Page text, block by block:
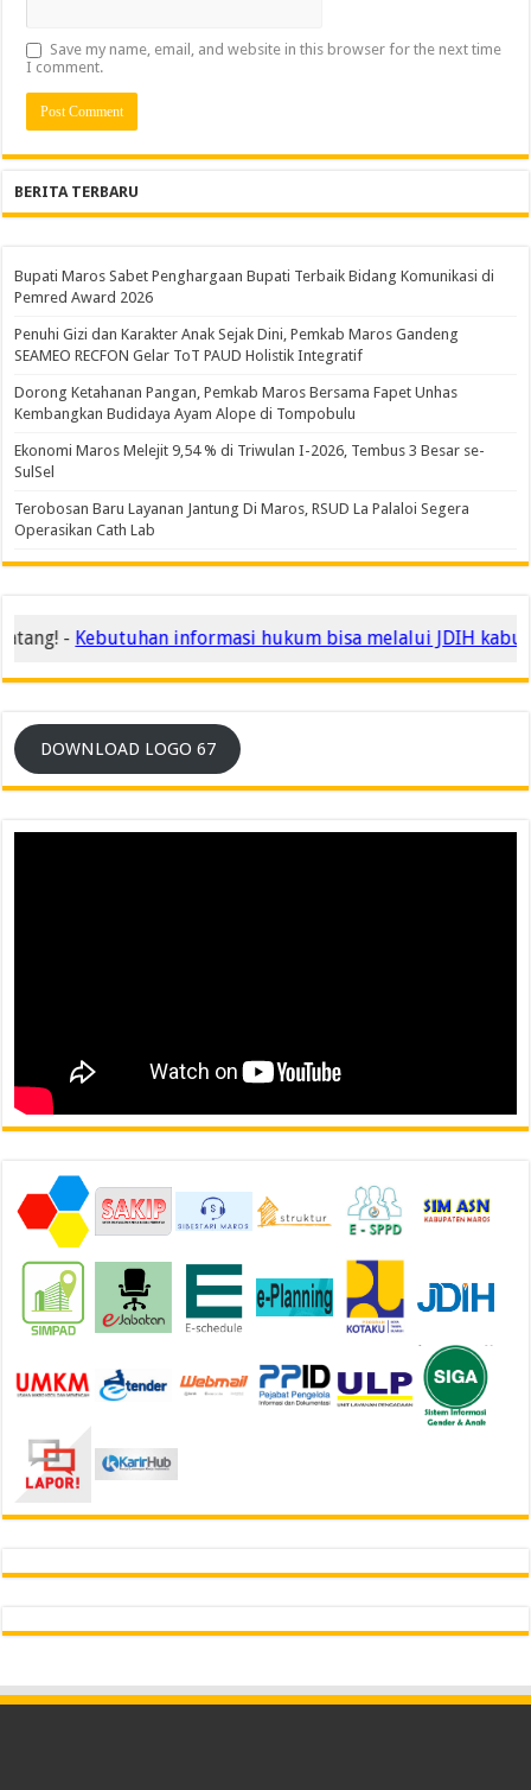
Save my name, email, and website in this browser for the next time
I comment.
BERITA TERBARU
Bupati Maros Sabet Penghargaan Bupati Terbaik Bidang Komunikasi di
Pemred Award 2026
Penuhi Gizi dan Karakter Anak Sejak Dini, Pemkab Maros Gandeng
SEAMEO RECFON Gelar ToT PAUD Holistik Integratif
Dorong Ketahanan Pangan, Pemkab Maros Bersama Fapet Unhas
Kembangkan Budidaya Ayam Alope di Tompobulu
Ekonomi Maros Melejit 9,54 % di Triwulan I-2026, Tembus 3 Besar se-
SulSel
Terobosan Baru Layanan Jantung Di Maros, RSUD La Palaloi Segera
Operasikan Cath Lab
-Kebutuhan informasi hukum bisa melalui JDIH
DOWNLOAD LOGO 67